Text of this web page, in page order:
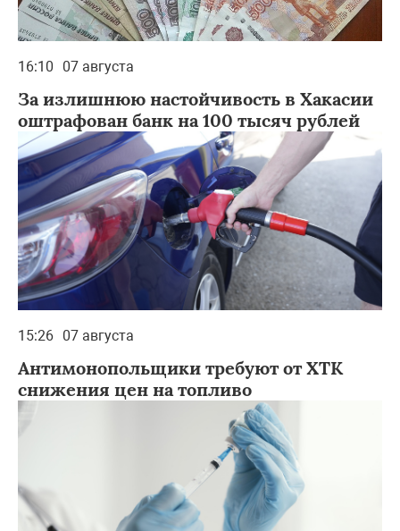
16:10 07 августа
За излишнюю настойчивость в Хакасии
оштрафован банк на 100 тысяч рублей
15:26 07 августа
Антимонопольщики требуют от ХТК
снижения цен на топливо